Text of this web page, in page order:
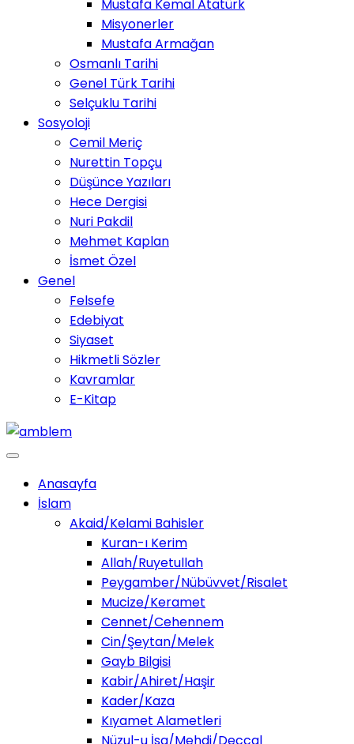
Mustafa Kemal Atatürk
Misyonerler
Mustafa Armağan
Osmanlı Tarihi
Genel Türk Tarihi
Selçuklu Tarihi
Sosyoloji
Cemil Meriç
Nurettin Topçu
Düşünce Yazıları
Hece Dergisi
Nuri Pakdil
Mehmet Kaplan
İsmet Özel
Genel
Felsefe
Edebiyat
Siyaset
Hikmetli Sözler
Kavramlar
E-Kitap
Anasayfa
İslam
Akaid/Kelami Bahisler
Kuran-ı Kerim
Allah/Ruyetullah
Peygamber/Nübüvvet/Risalet
Mucize/Keramet
Cennet/Cehennem
Cin/Şeytan/Melek
Gayb Bilgisi
Kabir/Ahiret/Haşir
Kader/Kaza
Kıyamet Alametleri